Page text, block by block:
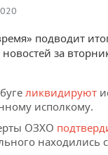
подводит
за
ликвидируют
исполкому.
ОЗХО
находились